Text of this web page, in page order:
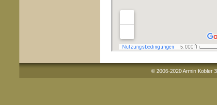
© 2006-2020 Armin Kobler